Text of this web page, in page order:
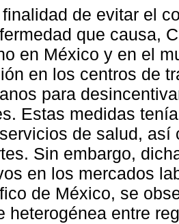
de evitar el
que causa,
en México y en el
en los centros de
para
Estas medidas
de salud, así
Sin embargo,
en los mercados
de México, se
heterogénea entre